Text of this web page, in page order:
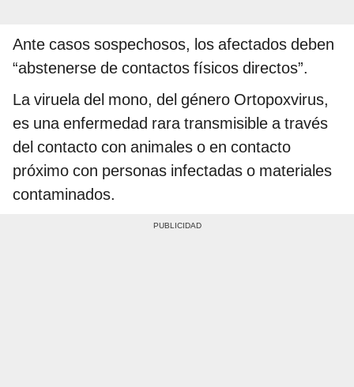
Ante casos sospechosos, los afectados deben
“abstenerse de contactos físicos directos”.
La viruela del mono, del género Ortopoxvirus,
es una enfermedad rara transmisible a través
del contacto con animales o en contacto
próximo con personas infectadas o materiales
contaminados.